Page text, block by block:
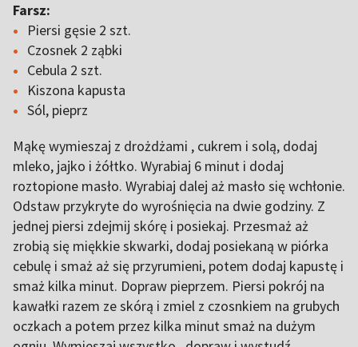
Farsz:
Piersi gęsie 2 szt.
Czosnek 2 ząbki
Cebula 2 szt.
Kiszona kapusta
Sól, pieprz
Mąkę wymieszaj z drożdżami , cukrem i solą, dodaj
mleko, jajko i żółtko. Wyrabiaj 6 minut i dodaj
roztopione masło. Wyrabiaj dalej aż masło się wchłonie.
Odstaw przykryte do wyrośnięcia na dwie godziny. Z
jednej piersi zdejmij skórę i posiekaj. Przesmaż aż
zrobią się miękkie skwarki, dodaj posiekaną w piórka
cebulę i smaż aż się przyrumieni, potem dodaj kapustę i
smaż kilka minut. Dopraw pieprzem. Piersi pokrój na
kawałki razem ze skórą i zmiel z czosnkiem na grubych
oczkach a potem przez kilka minut smaż na dużym